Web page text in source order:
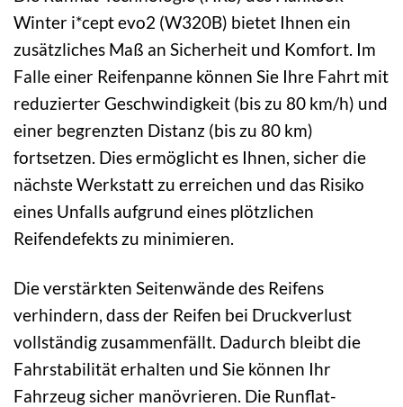
Winter i*cept evo2 (W320B) bietet Ihnen ein
zusätzliches Maß an Sicherheit und Komfort. Im
Falle einer Reifenpanne können Sie Ihre Fahrt mit
reduzierter Geschwindigkeit (bis zu 80 km/h) und
einer begrenzten Distanz (bis zu 80 km)
fortsetzen. Dies ermöglicht es Ihnen, sicher die
nächste Werkstatt zu erreichen und das Risiko
eines Unfalls aufgrund eines plötzlichen
Reifendefekts zu minimieren.
Die verstärkten Seitenwände des Reifens
verhindern, dass der Reifen bei Druckverlust
vollständig zusammenfällt. Dadurch bleibt die
Fahrstabilität erhalten und Sie können Ihr
Fahrzeug sicher manövrieren. Die Runflat-